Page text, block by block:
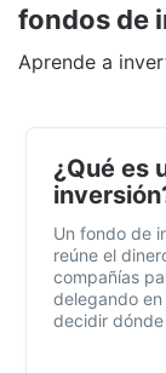
fondos de
Aprende a
¿Qué es
Un fondo de
reúne el
compañías
delegando
decidir dónde